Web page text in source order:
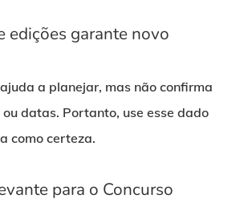
edições garante novo
a planejar, mas não confirma
datas. Portanto, use esse dado
como certeza.
para o Concurso